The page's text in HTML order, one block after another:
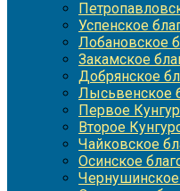
Успенское
Лобановское
Закамское
Добрянское
Лысьвенское
Первое
Второе
Чайковское
Осинское
Чернушинское